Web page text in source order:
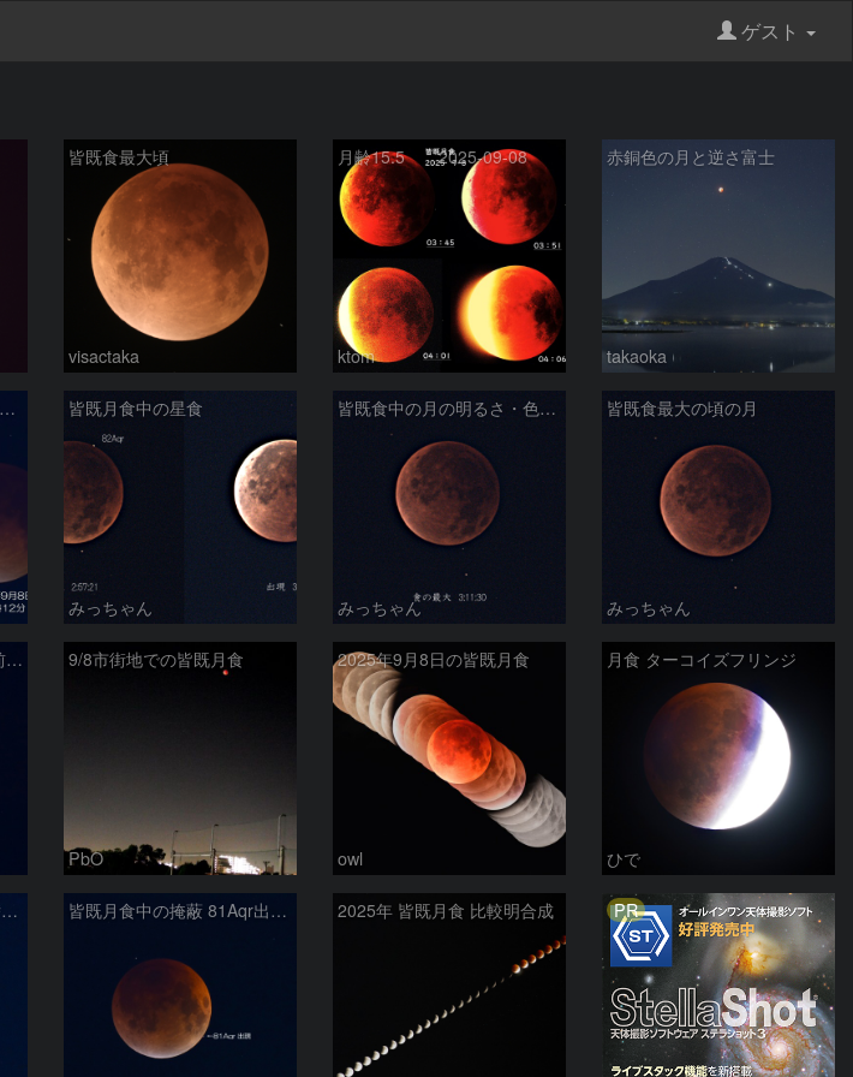
ゲスト
皆既食最大頃
visactaka
月齢15.5 2025-09-08
ktom
赤銅色の月と逆さ富士
takaoka
皆既月食の明るさの比較 2022/11/8・2025/9/8 皆既月食中の星食
みっちゃん
皆既食中の月の明るさ・色の変化
みっちゃん
皆既食最大の頃の月
みっちゃん
皆既月食2025/9/8 皆既直前のターコイズフリンジ 9/8市街地での皆既月食
PbO
2025年9月8日の皆既月食
owl
月食 ターコイズフリンジ
ひで
皆既月食中の掩蔽 82Aqr潜入 2025/9/8 皆既月食中の掩蔽 81Aqr出現 2025/9/8 2025年 皆既月食 比較明合成 PR